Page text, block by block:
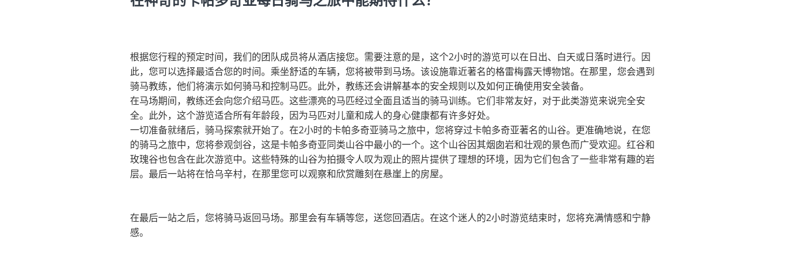
根据您行程的预定时间，我们的团队成员将从酒店接您。需要注意的是，这个2小时的游览可以在日出、白天或日落时进行。因
此，您可以选择最适合您的时间。乘坐舒适的车辆，您将被带到马场。该设施靠近著名的格雷梅露天博物馆。在那里，您会遇到
骑马教练，他们将演示如何骑马和控制马匹。此外，教练还会讲解基本的安全规则以及如何正确使用安全装备。
在马场期间，教练还会向您介绍马匹。这些漂亮的马匹经过全面且适当的骑马训练。它们非常友好，对于此类游览来说完全安
全。此外，这个游览适合所有年龄段，因为马匹对儿童和成人的身心健康都有许多好处。
一切准备就绪后，骑马探索就开始了。在2小时的卡帕多奇亚骑马之旅中，您将穿过卡帕多奇亚著名的山谷。更准确地说，在您
的骑马之旅中，您将参观剑谷，这是卡帕多奇亚同类山谷中最小的一个。这个山谷因其烟囱岩和壮观的景色而广受欢迎。红谷和
玫瑰谷也包含在此次游览中。这些特殊的山谷为拍摄令人叹为观止的照片提供了理想的环境，因为它们包含了一些非常有趣的岩
层。最后一站将在恰乌辛村，在那里您可以观察和欣赏雕刻在悬崖上的房屋。
在最后一站之后，您将骑马返回马场。那里会有车辆等您，送您回酒店。在这个迷人的2小时游览结束时，您将充满情感和宁静
感。